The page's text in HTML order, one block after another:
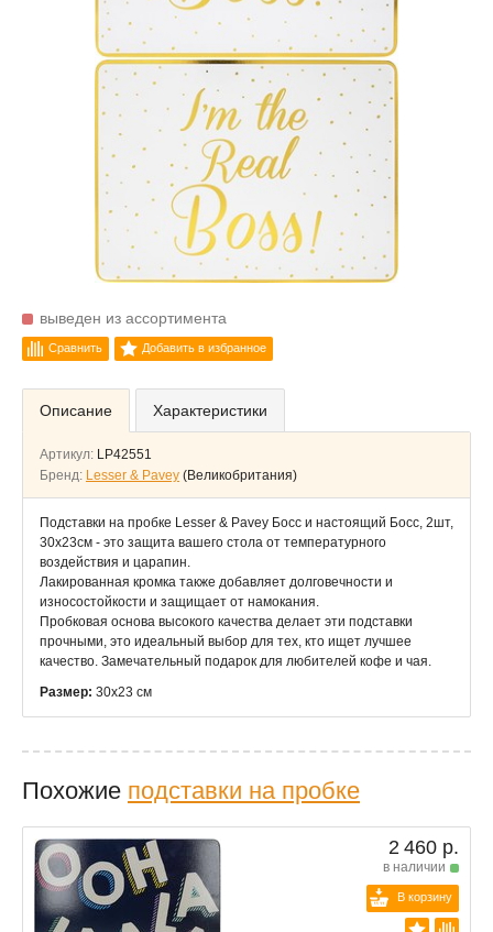
выведен из ассортимента
Сравнить Добавить в избранное
Описание Характеристики
Артикул: LP42551
Бренд: Lesser & Pavey (Великобритания)
Подставки на пробке Lesser & Pavey Босс и настоящий Босс, 2шт,
30x23см - это защита вашего стола от температурного
воздействия и царапин.
Лакированная кромка также добавляет долговечности и
износостойкости и защищает от намокания.
Пробковая основа высокого качества делает эти подставки
прочными, это идеальный выбор для тех, кто ищет лучшее
качество. Замечательный подарок для любителей кофе и чая.
Размер: 30x23 см
Похожие подставки на пробке
2 460 р.
в наличии
В корзину